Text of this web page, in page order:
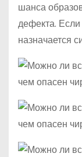
шанса
дефекта.
назначается